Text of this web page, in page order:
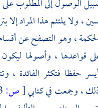
الوصول إلى المطلوب على
، ولا يلتئم هذا المراد
، وهو التصفح عن
قواعدها ، وأصولها
حفظا فتكثر الفائدة ،
ذلك ، وجمعت في كتابي[ص: